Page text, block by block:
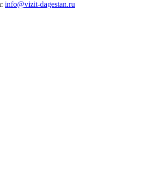
info@vizit-dagestan.ru